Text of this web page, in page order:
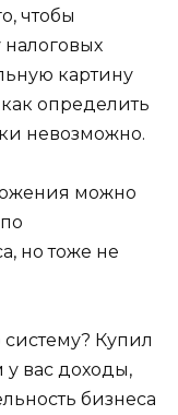
чтобы
картину
определить
невозможно.
можно
но тоже не
Купил
у вас доходы,
бизнеса